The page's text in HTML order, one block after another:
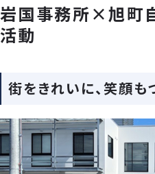
岩国事務所×旭町
活動
街をきれいに、笑顔も